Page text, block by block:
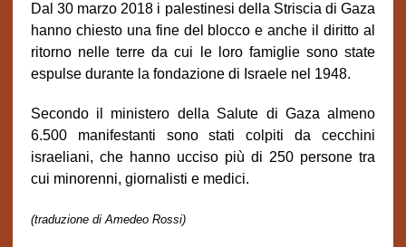
Dal 30 marzo 2018 i palestinesi della Striscia di Gaza
hanno chiesto una fine del blocco e anche il diritto al
ritorno nelle terre da cui le loro famiglie sono state
espulse durante la fondazione di Israele nel 1948.
Secondo il ministero della Salute di Gaza almeno
6.500 manifestanti sono stati colpiti da cecchini
israeliani, che hanno ucciso più di 250 persone tra
cui minorenni, giornalisti e medici.
(traduzione di Amedeo Rossi)